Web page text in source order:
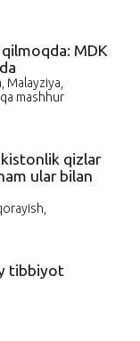
MDK
Malayziya,
mashhur
qizlar
ular bilan
tibbiyot